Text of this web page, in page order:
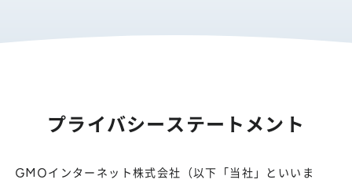
サービス
IRライブラリー
採用情報
プライバシーステートメント
GMOインターネット株式会社（以下「当社」といいま